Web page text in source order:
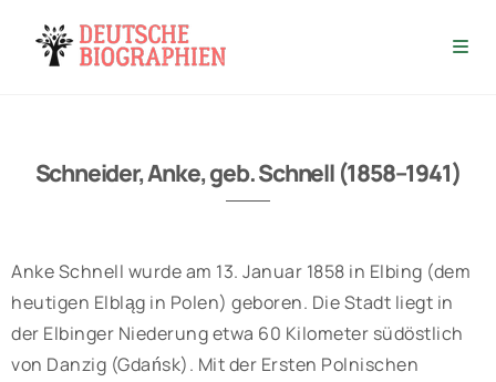
Schneider, Anke, geb. Schnell (1858–1941)
Anke Schnell wurde am 13. Januar 1858 in Elbing (dem
heutigen Elbląg in Polen) geboren. Die Stadt liegt in
der Elbinger Niederung etwa 60 Kilometer südöstlich
von Danzig (Gdańsk). Mit der Ersten Polnischen